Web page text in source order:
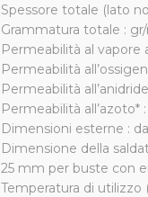
Spessore totale (lato
Grammatura totale : gr/
Permeabilità al vapore
Permeabilità
Permeabilità
Permeabilità all’azoto*
Dimensioni esterne :
Dimensione della
25 mm per buste con
Temperatura di utilizzo